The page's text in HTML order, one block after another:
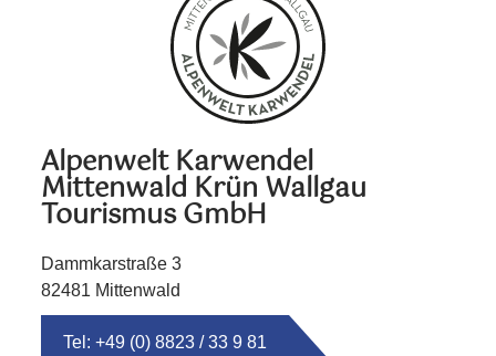
Alpenwelt Karwendel
Mittenwald Krün Wallgau
Tourismus GmbH
Dammkarstraße 3
82481 Mittenwald
Tel: +49 (0) 8823 / 33 9 81